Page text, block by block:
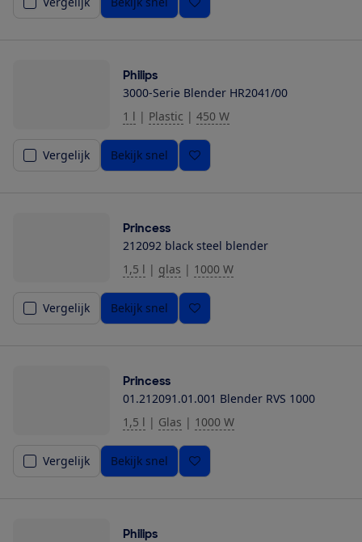
Philips
3000-Serie Blender HR2041/00
1 l | Plastic | 450 W
Vergelijk Bekijk snel
Princess
212092 black steel blender
1,5 l | glas | 1000 W
Vergelijk Bekijk snel
Princess
01.212091.01.001 Blender RVS 1000
1,5 l | Glas | 1000 W
Vergelijk Bekijk snel
Philips